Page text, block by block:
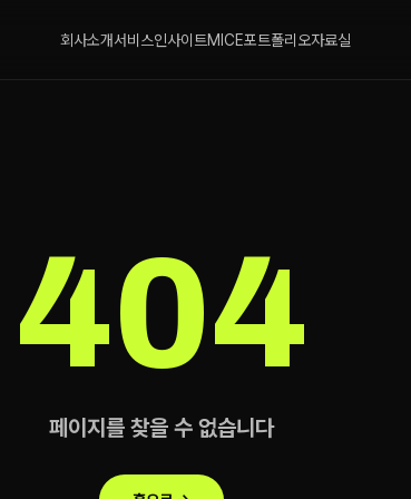
회사소개서비스인사이트MICE포트폴리오자료실
404
페이지를 찾을 수 없습니다